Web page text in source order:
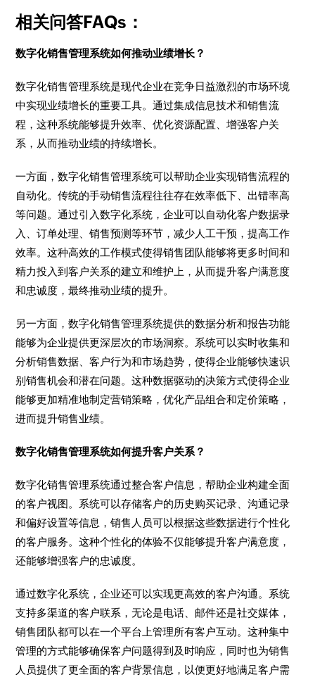
相关问答FAQs：
数字化销售管理系统如何推动业绩增长？
数字化销售管理系统是现代企业在竞争日益激烈的市场环境
中实现业绩增长的重要工具。通过集成信息技术和销售流
程，这种系统能够提升效率、优化资源配置、增强客户关
系，从而推动业绩的持续增长。
一方面，数字化销售管理系统可以帮助企业实现销售流程的
自动化。传统的手动销售流程往往存在效率低下、出错率高
等问题。通过引入数字化系统，企业可以自动化客户数据录
入、订单处理、销售预测等环节，减少人工干预，提高工作
效率。这种高效的工作模式使得销售团队能够将更多时间和
精力投入到客户关系的建立和维护上，从而提升客户满意度
和忠诚度，最终推动业绩的提升。
另一方面，数字化销售管理系统提供的数据分析和报告功能
能够为企业提供更深层次的市场洞察。系统可以实时收集和
分析销售数据、客户行为和市场趋势，使得企业能够快速识
别销售机会和潜在问题。这种数据驱动的决策方式使得企业
能够更加精准地制定营销策略，优化产品组合和定价策略，
进而提升销售业绩。
数字化销售管理系统如何提升客户关系？
数字化销售管理系统通过整合客户信息，帮助企业构建全面
的客户视图。系统可以存储客户的历史购买记录、沟通记录
和偏好设置等信息，销售人员可以根据这些数据进行个性化
的客户服务。这种个性化的体验不仅能够提升客户满意度，
还能够增强客户的忠诚度。
通过数字化系统，企业还可以实现更高效的客户沟通。系统
支持多渠道的客户联系，无论是电话、邮件还是社交媒体，
销售团队都可以在一个平台上管理所有客户互动。这种集中
管理的方式能够确保客户问题得到及时响应，同时也为销售
人员提供了更全面的客户背景信息，以便更好地满足客户需